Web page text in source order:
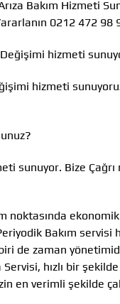
Bakım Hizmeti
0212 472 98
hizmeti
hizmeti
sunuyor. Bize
noktasında ekonomik
Bakım servisi
de zaman
hızlı bir
en verimli şekilde